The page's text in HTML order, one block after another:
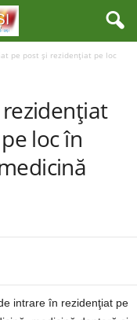
pe post şi rezidenţiat pe loc
loc în
intrare în rezidenţiat pe